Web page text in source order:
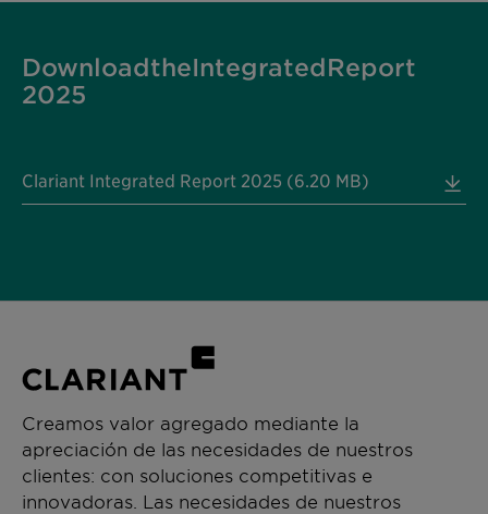
Download the Integrated Report
2025
Clariant Integrated Report 2025 (6.20 MB)
Creamos valor agregado mediante la
apreciación de las necesidades de nuestros
clientes: con soluciones competitivas e
innovadoras. Las necesidades de nuestros